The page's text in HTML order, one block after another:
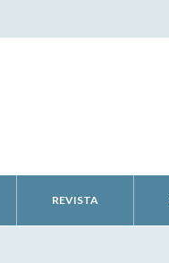
REVISTA